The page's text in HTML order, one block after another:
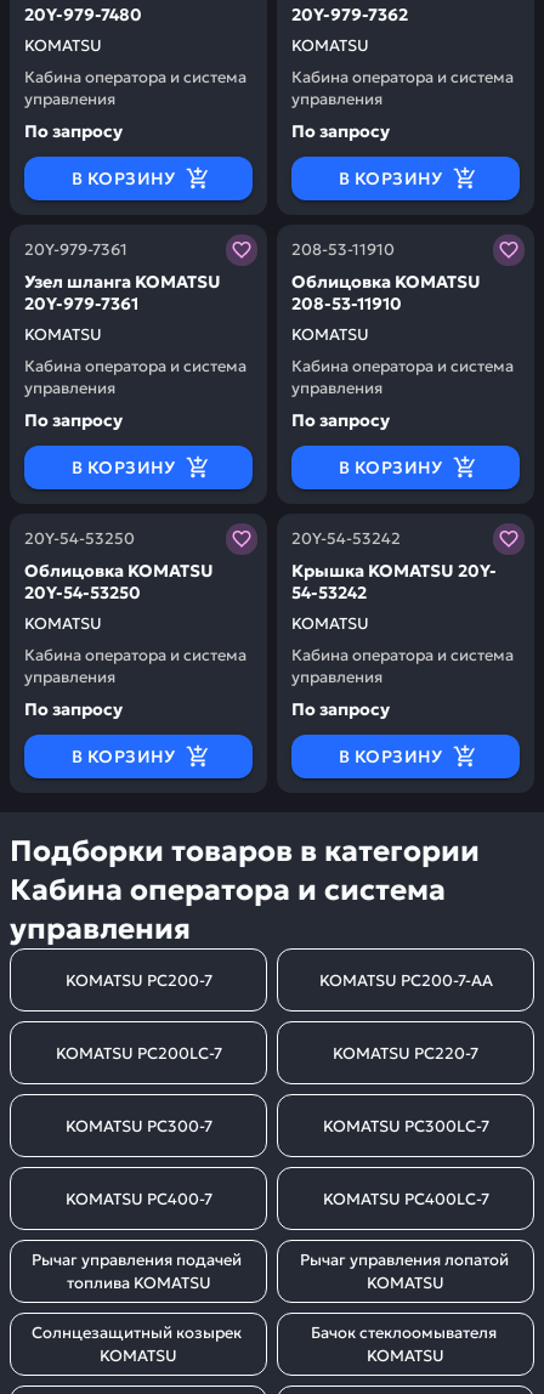
KOMATSU
20Y-979-7480
Кабина оператора и система
управления
По запросу
В КОРЗИНУ
KOMATSU
20Y-979-7362
Кабина оператора и система
управления
По запросу
В КОРЗИНУ
20Y-979-7361
KOMATSU
Узел шланга KOMATSU
20Y-979-7361
Кабина оператора и система
управления
Заказывая запчасти у нас, вы получаете гарантию
По запросу
В КОРЗИНУ
208-53-11910
KOMATSU
Облицовка KOMATSU
208-53-11910
Кабина оператора и система
управления
Заказывая запчасти у
По запросу
В КОРЗИНУ
20Y-54-53250
KOMATSU
Облицовка KOMATSU
20Y-54-53250
Кабина оператора и система
управления
Заказывая запчасти у нас, вы получаете гарантию
По запросу
В КОРЗИНУ
20Y-54-53242
KOMATSU
Крышка KOMATSU 20Y-
54-53242
Кабина оператора и система
управления
Заказывая запчасти у
По запросу
В КОРЗИНУ
Подборки товаров в категории
Кабина оператора и система
управления
KOMATSU PC200-7 KOMATSU PC200-7-AA
KOMATSU PC200LC-7 KOMATSU PC220-7
KOMATSU PC300-7 KOMATSU PC300LC-7
KOMATSU PC400-7 KOMATSU PC400LC-7
Рычаг управления подачей
топлива KOMATSU
Рычаг управления лопатой
KOMATSU
Солнцезащитный козырек
KOMATSU
Бачок стеклоомывателя
KOMATSU